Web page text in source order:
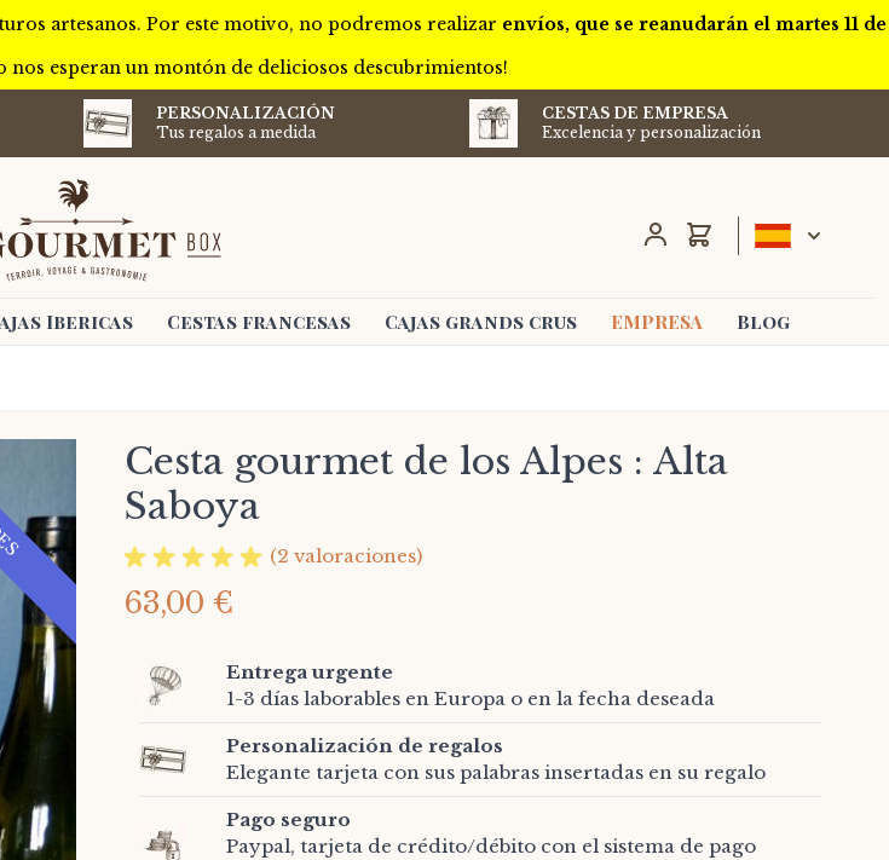
artesanos. Por este motivo, no podremos realizar envíos, que se reanudarán el martes 11 de
nos esperan un montón de deliciosos descubrimientos!
PERSONALIZACIÓN
Tus regalos a medida
CESTAS DE EMPRESA
Excelencia y personalización
Carro
Ibericas Cestas francesas Cajas grands crus EMPRESA Blog
Cesta gourmet de los Alpes : Alta
Saboya
(2 valoraciones)
63,00 €
Entrega urgente
1-3 días laborables en Europa o en la fecha deseada
Personalización de regalos
Elegante tarjeta con sus palabras insertadas en su regalo
Pago seguro
Paypal, tarjeta de crédito/débito con el sistema de pago